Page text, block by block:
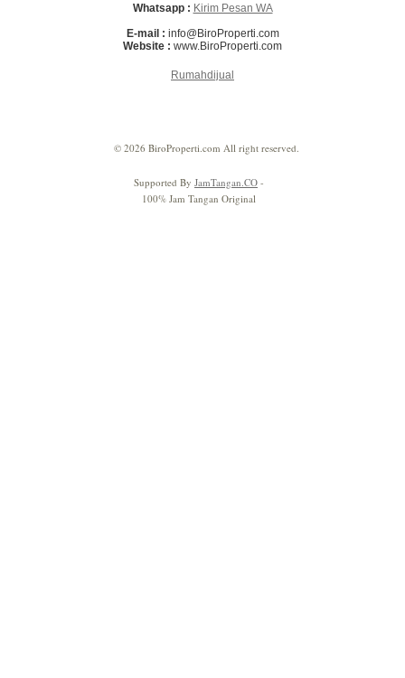
Whatsapp : Kirim Pesan WA
E-mail : info@BiroProperti.com
Website : www.BiroProperti.com
Rumahdijual
© 2026 BiroProperti.com All right reserved.
Supported By JamTangan.CO -
100% Jam Tangan Original